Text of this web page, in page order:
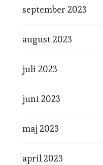
september 2023
august 2023
juli 2023
juni 2023
maj 2023
april 2023